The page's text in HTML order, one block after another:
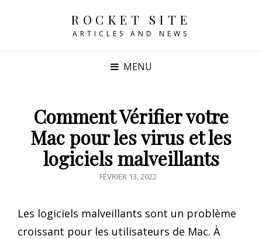
ROCKET SITE
ARTICLES AND NEWS
MENU
Comment Vérifier votre
Mac pour les virus et les
logiciels malveillants
POSTED
FÉVRIER 13, 2022
Les logiciels malveillants sont un problème
croissant pour les utilisateurs de Mac. À